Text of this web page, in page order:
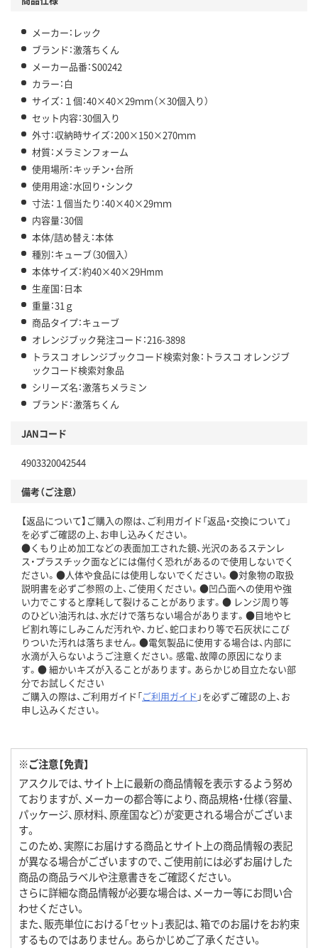
メーカー：レック
ブランド：激落ちくん
メーカー品番：S00242
カラー：白
サイズ：１個：40×40×29ｍｍ（×30個入り）
セット内容：30個入り
外寸：収納時サイズ：200×150×270ｍｍ
材質：メラミンフォーム
使用場所：キッチン・台所
使用用途：水回り・シンク
寸法：１個当たり：40×40×29ｍｍ
内容量：30個
本体/詰め替え：本体
種別：キューブ（30個入）
本体サイズ：約40×40×29Hmm
生産国：日本
重量：31ｇ
商品タイプ：キューブ
オレンジブック発注コード：216-3898
トラスコ オレンジブックコード検索対象：トラスコ オレンジブ
ックコード検索対象品
シリーズ名：激落ちメラミン
ブランド：激落ちくん
JANコード
4903320042544
備考（ご注意）
【返品について】ご購入の際は、ご利用ガイド「返品・交換について」
を必ずご確認の上、お申し込みください。
●くもり止め加工などの表面加工された鏡、光沢のあるステンレ
ス・プラスチック面などには傷付く恐れがあるので使用しないでく
ださい。●人体や食品には使用しないでください。●対象物の取扱
説明書を必ずご参照の上、ご使用ください。●凹凸面への使用や強
い力でこすると摩耗して裂けることがあります。● レンジ周り等
のひどい油汚れは、水だけで落ちない場合があります。●目地やヒ
ビ割れ等にしみこんだ汚れや、カビ、蛇口まわり等で石灰状にこび
りついた汚れは落ちません。●電気製品に使用する場合は、内部に
水滴が入らないようご注意ください。感電、故障の原因になりま
す。● 細かいキズが入ることがあります。あらかじめ目立たない部
分でお試しください
ご購入の際は、ご利用ガイド「ご利用ガイド 」を必ずご確認の上、お
申し込みください。
※ご注意【免責】
アスクルでは、サイト上に最新の商品情報を表示するよう努め
ておりますが、メーカーの都合等により、商品規格・仕様（容量、
パッケージ、原材料、原産国など）が変更される場合がございま
す。
このため、実際にお届けする商品とサイト上の商品情報の表記
が異なる場合がございますので、ご使用前には必ずお届けした
商品の商品ラベルや注意書きをご確認ください。
さらに詳細な商品情報が必要な場合は、メーカー等にお問い合
わせください。
また、販売単位における「セット」表記は、箱でのお届けをお約束
するものではありません。あらかじめご了承ください。